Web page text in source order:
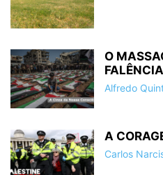
O
Alfredo
A
Carlos